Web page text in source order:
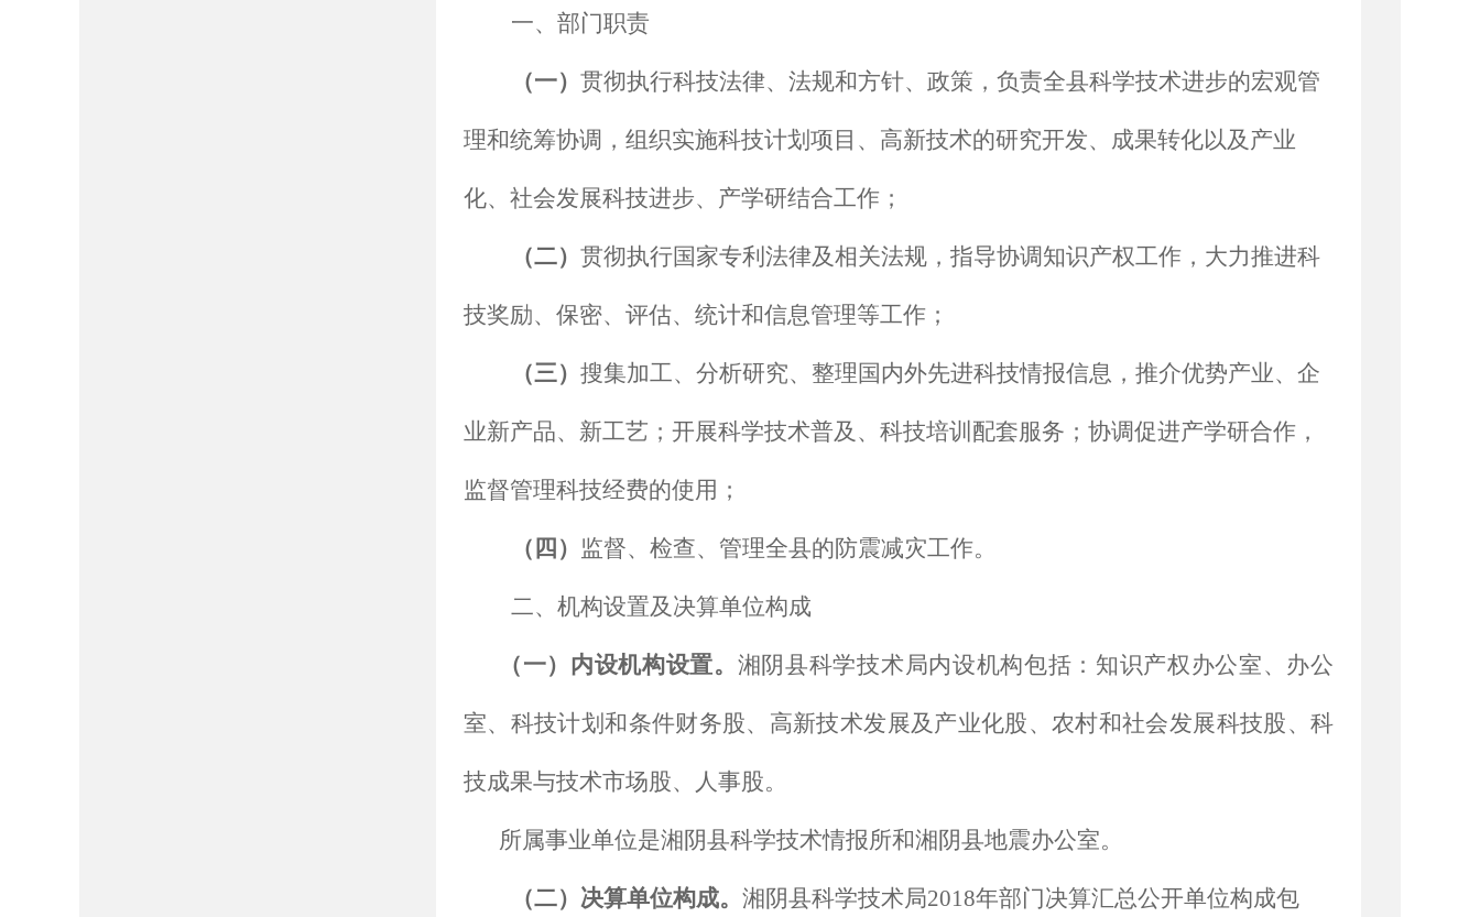
一、部门职责
（一） 贯彻执行科技法律、法规和方针、政策，负责全县科学技术进步的宏观管
理和统筹协调，组织实施科技计划项目、高新技术的研究开发、成果转化以及产业
化、社会发展科技进步、产学研结合工作；
（二） 贯彻执行国家专利法律及相关法规，指导协调知识产权工作，大力推进科
技奖励、保密、评估、统计和信息管理等工作；
（三） 搜集加工、分析研究、整理国内外先进科技情报信息，推介优势产业、企
业新产品、新工艺；开展科学技术普及、科技培训配套服务；协调促进产学研合作，
监督管理科技经费的使用；
（四） 监督、检查、管理全县的防震减灾工作。
二、机构设置及决算单位构成
（一）内设机构设置。 湘阴县科学技术局内设机构包括： 知识产权办公室、办公
室、科技计划和条件财务股、高新技术发展及产业化股、农村和社会发展科技股、科
技成果与技术市场股、人事股。
所属事业单位是湘阴县科学技术情报所和湘阴县地震办公室。
（二）决算单位构成。 湘阴县科学技术局2018年部门决算汇总公开单位构成包